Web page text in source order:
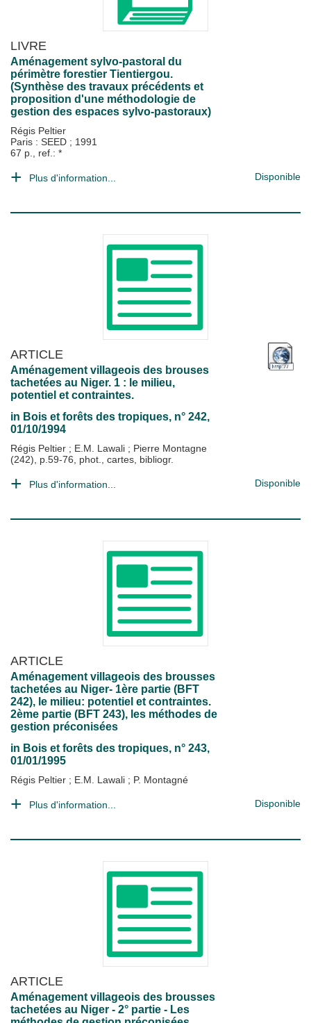
LIVRE
Aménagement sylvo-pastoral du
périmètre forestier Tientiergou.
(Synthèse des travaux précédents et
proposition d'une méthodologie de
gestion des espaces sylvo-pastoraux)
Régis Peltier
Paris : SEED ; 1991
67 p., ref.: *
Plus d'information... Disponible
ARTICLE
Aménagement villageois des brouses
tachetées au Niger. 1 : le milieu,
potentiel et contraintes.
in Bois et forêts des tropiques, n° 242,
01/10/1994
Régis Peltier ; E.M. Lawali ; Pierre Montagne
(242), p.59-76, phot., cartes, bibliogr.
Plus d'information... Disponible
ARTICLE
Aménagement villageois des brousses
tachetées au Niger- 1ère partie (BFT
242), le milieu: potentiel et contraintes.
2ème partie (BFT 243), les méthodes de
gestion préconisées
in Bois et forêts des tropiques, n° 243,
01/01/1995
Régis Peltier ; E.M. Lawali ; P. Montagné
Plus d'information... Disponible
ARTICLE
Aménagement villageois des brousses
tachetées au Niger - 2° partie - Les